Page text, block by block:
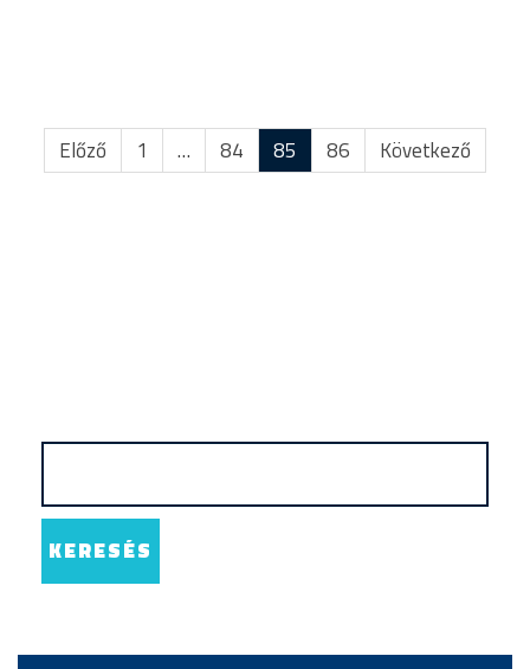
Előző 1 … 84 85 86 Következő